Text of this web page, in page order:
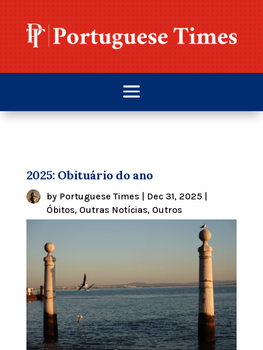
2025: Obituário do ano
by Portuguese Times| Dec 31, 2025|
Óbitos, Outras Notícias, Outros